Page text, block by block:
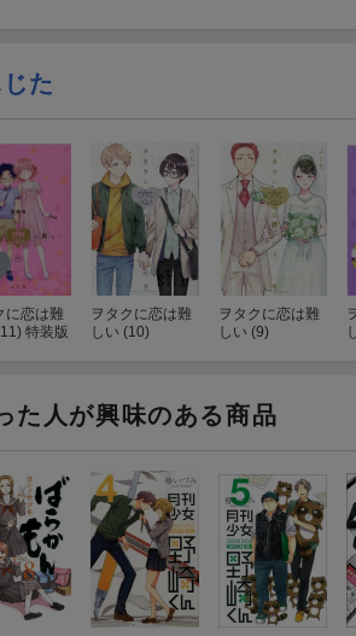
た
に恋は難
特装版
ヲタクに恋は難
しい (10)
ヲタクに恋は難
しい (9)
た人が興味のある商品